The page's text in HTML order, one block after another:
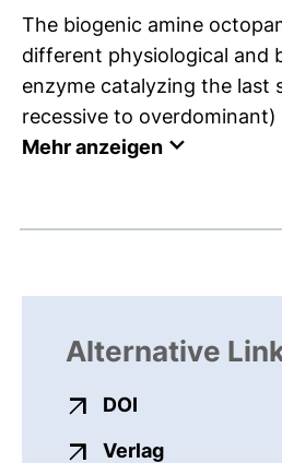
The biogenic amine
different physiological and
enzyme catalyzing the last
recessive to
Mehr anzeigen
Alternative
DOI
Verlagexterner